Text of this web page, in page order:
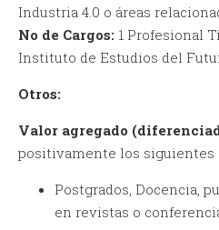
Industria 4.0 o áreas
No de Cargos: 1 Profesional
Instituto de Estudios del
Otros:
Valor agregado
positivamente los siguientes
Postgrados, Docencia,
en revistas o